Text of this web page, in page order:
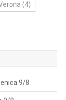
(4)
9/8